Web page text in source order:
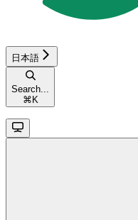
日本語
Search...
⌘ K